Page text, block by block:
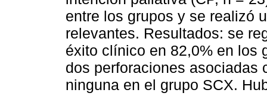
entre los grupos y se realizó
relevantes. Resultados: se
éxito clínico en 82,0% en los
dos perforaciones asociadas
ninguna en el grupo SCX.